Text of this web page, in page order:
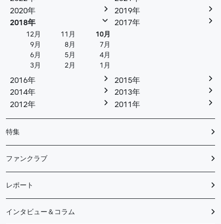
2020年
2019年
2018年
12月 11月
10月
9月
8月
7月
6月
5月
4月
3月
2月 1月
2017年
2016年
2015年
2014年
2013年
2012年
2011年
特集
ファンクラブ
レポート
インタビュー＆コラム